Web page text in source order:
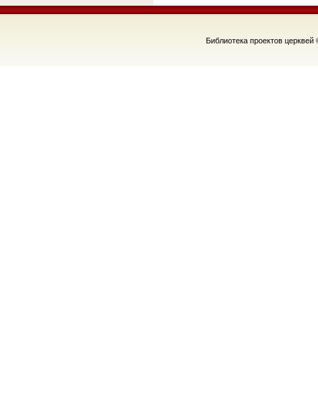
Библиотека проектов церквей